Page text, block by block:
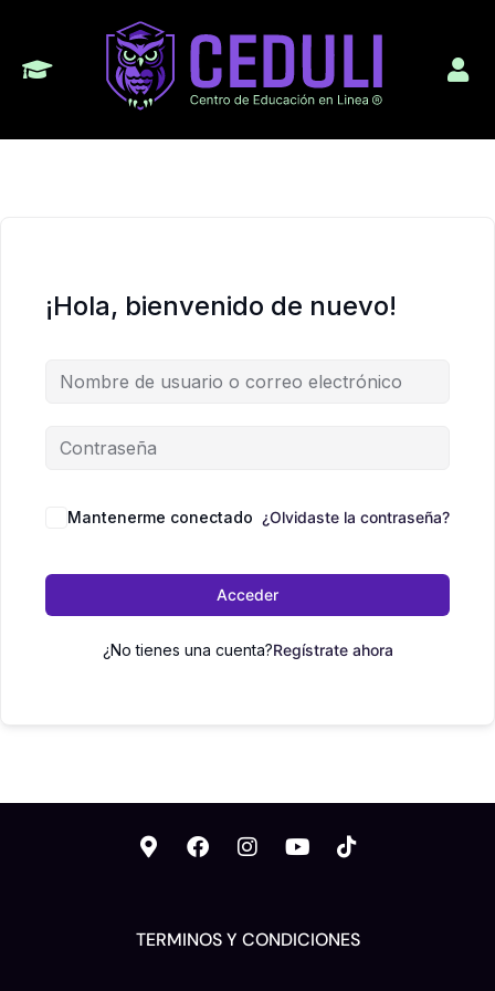
¡Hola, bienvenido de nuevo!
Mantenerme conectado ¿Olvidaste la contraseña?
Acceder
¿No tienes una cuenta?Regístrate ahora
TERMINOS Y CONDICIONES